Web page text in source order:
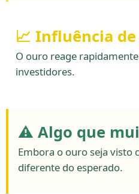
📈 Influência
O ouro reage
investidores.
⚠️ Algo que
Embora o ouro seja
diferente do esperado.